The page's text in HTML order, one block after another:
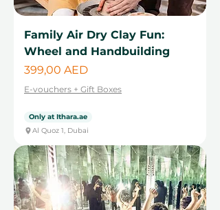
Family Air Dry Clay Fun:
Wheel and Handbuilding
Cena
399,00 AED
E-vouchers + Gift Boxes
Only at Ithara.ae
Al Quoz 1, Dubai